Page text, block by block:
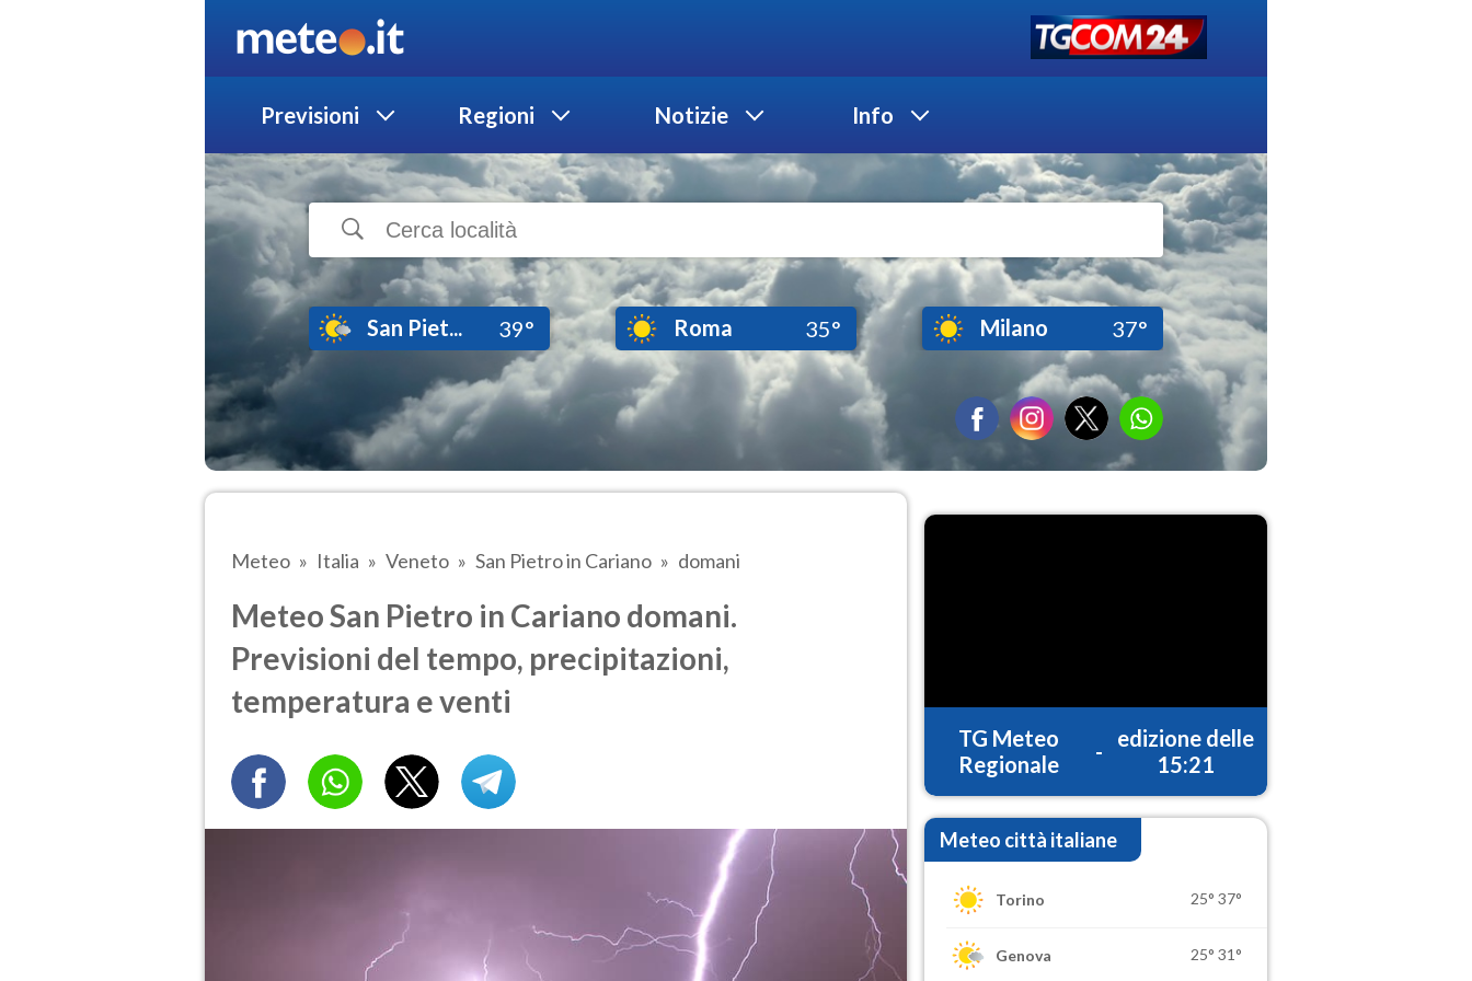
Previsioni Regioni Notizie Info
San Piet... 39° Roma 35° Milano 37°
Meteo Italia Veneto San Pietro in Cariano domani
Meteo San Pietro in Cariano domani.
Previsioni del tempo, precipitazioni,
temperatura e venti
TG Meteo
Regionale
-
edizione delle
15:21
Meteo città italiane
Torino 25° 37°
Genova 25° 31°